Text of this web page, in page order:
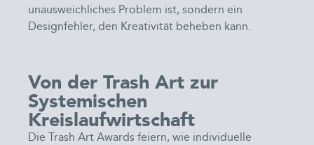
unausweichliches Problem ist, sondern ein
Designfehler, den Kreativität beheben kann.
Von der Trash Art zur
Systemischen
Kreislaufwirtschaft
Die Trash Art Awards feiern, wie individuelle